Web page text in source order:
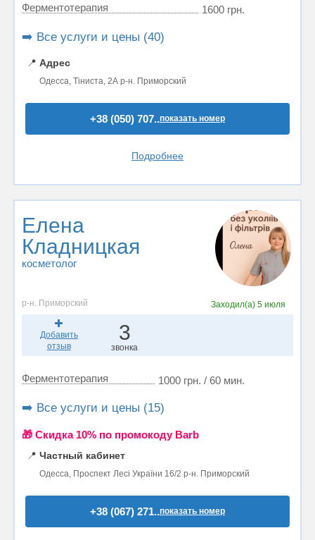
Ферментотерапия 1600 грн.
➡️ Все услуги и цены (40)
📍 Адрес
Одесса, Тіниста, 2А р-н. Приморский
+38 (050) 707..показать номер
Подробнее
Елена
Кладницкая
косметолог
р-н. Приморский Заходил(а) 5 июля
Добавить
отзыв
3
звонка
Ферментотерапия 1000 грн. / 60 мин.
➡️ Все услуги и цены (15)
🎁 Cкидка 10% по промокоду Barb
📍 Частный кабинет
Одесса, Проспект Лесі України 16/2 р-н. Приморский
+38 (067) 271..показать номер